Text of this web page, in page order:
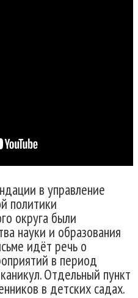
в управление
политики
округа были
науки и образования
идёт речь о
в период
Отдельный пункт
в детских садах.